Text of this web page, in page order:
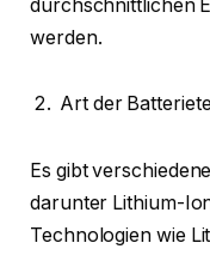
durchschnittlichen
werden.
Art der
Es gibt
darunter Lithium-
Technologien wie